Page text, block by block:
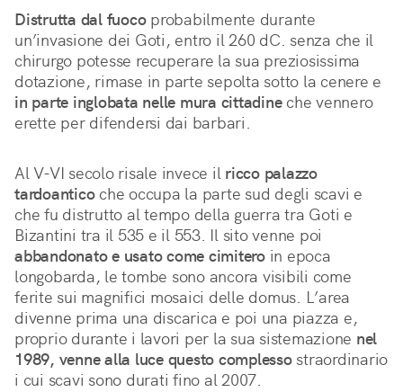
Distrutta dal fuoco probabilmente durante
un’invasione dei Goti, entro il 260 dC. senza che il
chirurgo potesse recuperare la sua preziosissima
in parte inglobata nelle mura cittadine che vennero
erette per difendersi dai barbari.
Al V-VI secolo risale invece il ricco palazzo
tardoantico che occupa la parte sud degli scavi e
che fu distrutto al tempo della guerra tra Goti e
abbandonato e usato come cimitero in epoca
longobarda, le tombe sono ancora visibili come
ferite sui magnifici mosaici delle domus. L’area
divenne prima una discarica e poi una piazza e,
proprio durante i lavori per la sua sistemazione nel
1989, venne alla luce questo complesso straordinario
i cui scavi sono durati fino al 2007.